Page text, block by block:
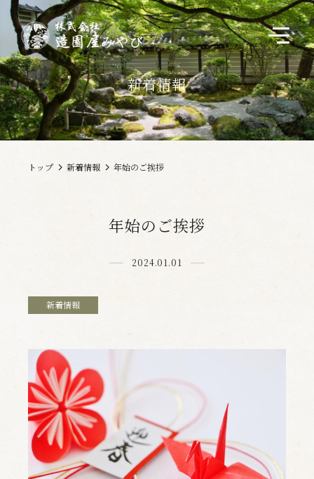
法人のお客さまへ
新着情報
トップ 新着情報 年始のご挨拶
年始のご挨拶
2024.01.01
新着情報